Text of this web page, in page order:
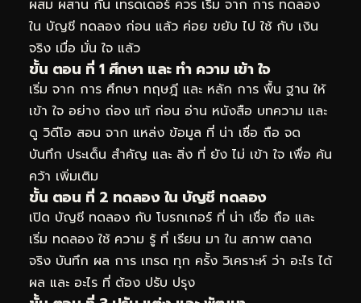
ผสม ผสาน กัน เทรดเดอร์ ควร เริ่ม จาก การ ทดลอง
ใน บัญชี ทดลอง ก่อน แล้ว ค่อย ขยับ ไป ใช้ กับ เงิน
จริง เมื่อ มั่น ใจ แล้ว
ขั้น ตอน ที่ 1 ศึกษา และ ทำ ความ เข้า ใจ
เริ่ม จาก การ ศึกษา ทฤษฎี และ หลัก การ พื้น ฐาน ให้
เข้า ใจ อย่าง ถ่อง แท้ ก่อน อ่าน หนังสือ บทความ และ
ดู วิดีโอ สอน จาก แหล่ง ข้อมูล ที่ น่า เชื่อ ถือ จด
บันทึก ประเด็น สำคัญ และ สิ่ง ที่ ยัง ไม่ เข้า ใจ เพื่อ ค้น
คว้า เพิ่มเติม
ขั้น ตอน ที่ 2 ทดลอง ใน บัญชี ทดลอง
เปิด บัญชี ทดลอง กับ โบรกเกอร์ ที่ น่า เชื่อ ถือ และ
เริ่ม ทดลอง ใช้ ความ รู้ ที่ เรียน มา ใน สภาพ ตลาด
จริง บันทึก ผล การ เทรด ทุก ครั้ง วิเคราะห์ ว่า อะไร ได้
ผล และ อะไร ที่ ต้อง ปรับ ปรุง